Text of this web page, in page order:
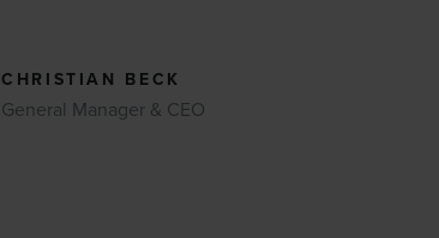
CHRISTIAN BECK
General Manager & CEO